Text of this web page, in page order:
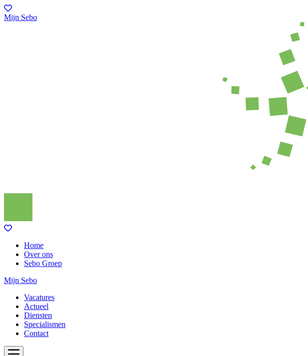
Mijn Sebo
Home
Over ons
Sebo Groep
Mijn Sebo
Vacatures
Actueel
Diensten
Specialismen
Contact